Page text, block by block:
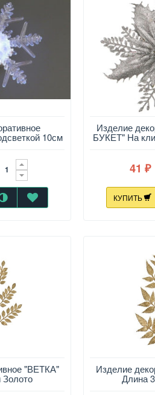
10см
Изделие
БУКЕТ" На
41₽
КУПИТЬ
"ВЕТКА" Изделие
Длина